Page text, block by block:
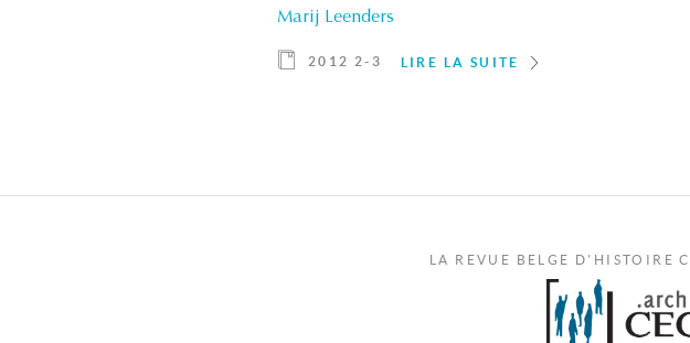
Marij Leenders
2012 2-3 LIRE LA SUITE
LA REVUE BELGE D'HISTOIRE